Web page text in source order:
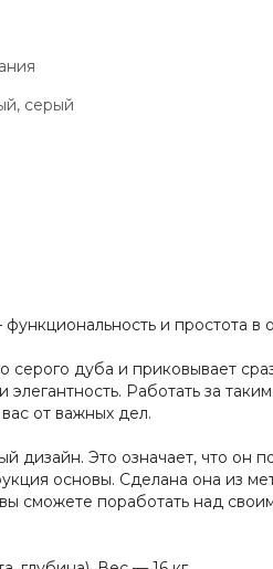
серый
и простота в
серого дуба и приковывает
Работать за
от важных дел.
дизайн. Это означает, что
основы. Сделана она из
сможете поработать над